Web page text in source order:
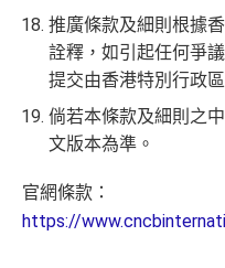
推廣條款及細則根據
詮釋，如引起任何爭
提交由香港特別行政
倘若本條款及細則之
文版本為準。
官網條款：
https://